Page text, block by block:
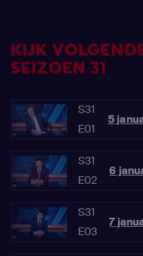
KIJK
SEIZOEN 31
S31
E01
5
S31
E02
6
S31
E03
7